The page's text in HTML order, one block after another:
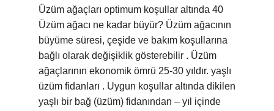
Üzüm ağaçları optimum koşullar altında 40
Üzüm ağacı ne kadar büyür? Üzüm ağacının
büyüme süresi, çeşide ve bakım koşullarına
bağlı olarak değişiklik gösterebilir . Üzüm
ağaçlarının ekonomik ömrü 25-30 yıldır. yaşlı
üzüm fidanları . Uygun koşullar altında dikilen
yaşlı bir bağ (üzüm) fidanından – yıl içinde